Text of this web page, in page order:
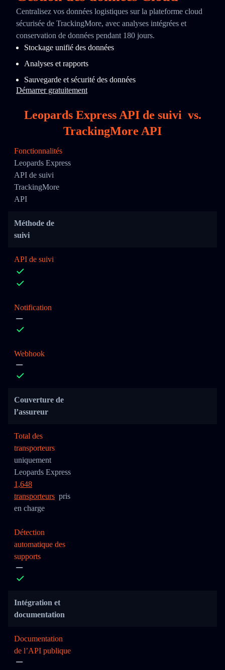
Centralisez vos données logistiques sur la plateforme cloud
sécurisée de TrackingMore, avec analyses intégrées et
conservation de données pendant 180 jours.
Stockage unifié des données
Analyses et rapports
Sauvegarde et sécurité des données
Démarrer gratuitement
Leopards Express API de suivi vs.
TrackingMore API
Fonctionnalités
Leopards Express
API de suivi
TrackingMore
API
Méthode de
suivi
API de suivi
Notification
Webhook
Couverture de
l’assureur
Total des
transporteurs
uniquement
Leopards Express
1,648
transporteurs pris
en charge
Détection
automatique des
supports
Intégration et
documentation
Documentation
de l’API publique